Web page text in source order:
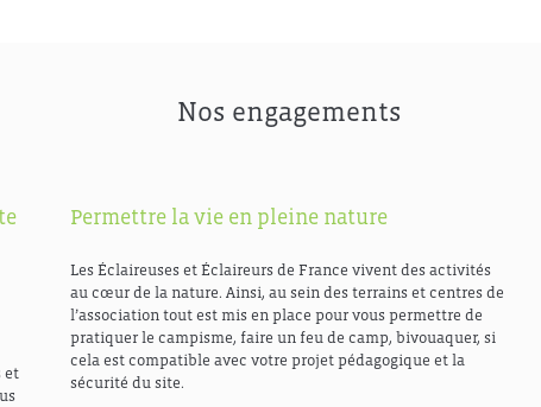
Nos engagements
et
Permettre la vie en pleine nature
Les Éclaireuses et Éclaireurs de France vivent des activités
au cœur de la nature. Ainsi, au sein des terrains et centres de
l’association tout est mis en place pour vous permettre de
pratiquer le campisme, faire un feu de camp, bivouaquer, si
cela est compatible avec votre projet pédagogique et la
sécurité du site.